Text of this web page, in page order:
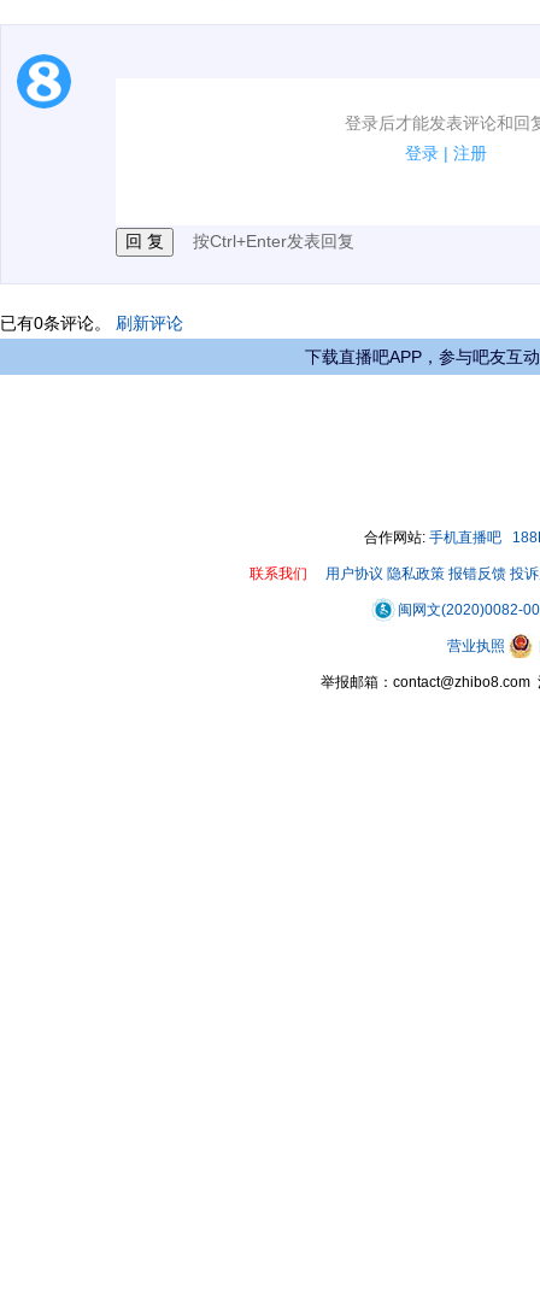
登录后才能发表评论和回
登录 | 注册
1.电脑端新用户可以发表评论了！
按Ctrl+Enter发表回复
已有0条评论。 刷新评论
下载直播吧APP，参与吧友互动
合作网站: 手机直播吧
联系我们 用户协议 隐私政策 报错反馈 投
闽网文(2020)0082-
营业执照
举报邮箱：